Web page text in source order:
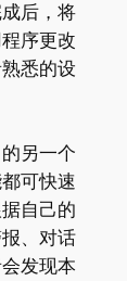
后，将
序更改
悉的设
另一个
可快速
自己的
、对话
发现本